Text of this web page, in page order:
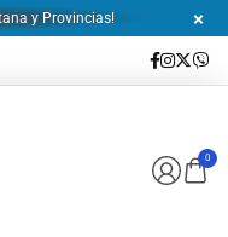
y Provincias!
0